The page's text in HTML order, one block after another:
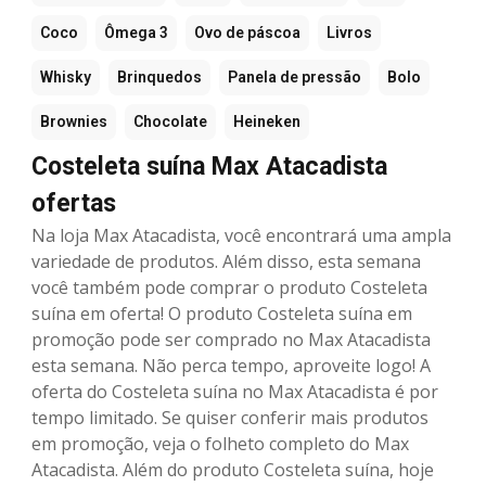
Coco Ômega 3 Ovo de páscoa Livros
Whisky Brinquedos Panela de pressão Bolo
Brownies Chocolate Heineken
Costeleta suína Max Atacadista
ofertas
Na loja Max Atacadista, você encontrará uma ampla
variedade de produtos. Além disso, esta semana
você também pode comprar o produto Costeleta
suína em oferta! O produto Costeleta suína em
promoção pode ser comprado no Max Atacadista
esta semana. Não perca tempo, aproveite logo! A
oferta do Costeleta suína no Max Atacadista é por
tempo limitado. Se quiser conferir mais produtos
em promoção, veja o folheto completo do Max
Atacadista. Além do produto Costeleta suína, hoje